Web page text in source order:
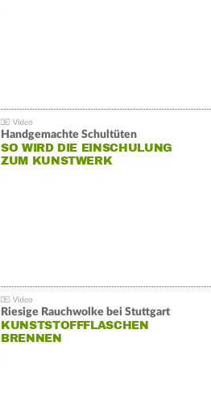
Handgemachte Schultüten
SO WIRD DIE EINSCHULUNG
ZUM KUNSTWERK
Riesige Rauchwolke bei Stuttgart
KUNSTSTOFFFLASCHEN
BRENNEN